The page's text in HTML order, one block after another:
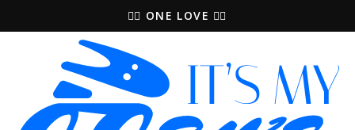
🚵‍♀️ ONE LOVE 🚴‍♀️